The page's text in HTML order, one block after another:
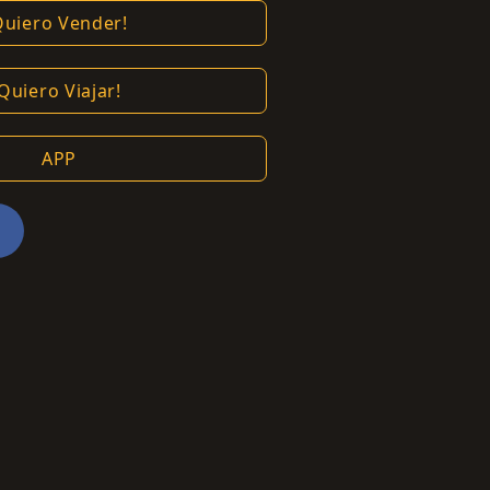
Vender!
Viajar!
APP